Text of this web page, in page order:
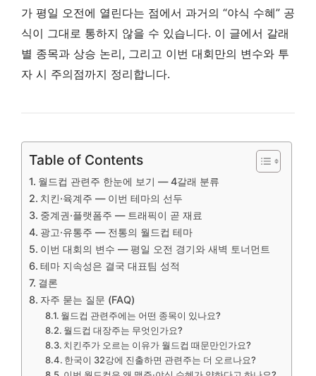
가 평일 오전에 열린다는 점에서 과거의 “야식 수혜” 공
식이 그대로 통하지 않을 수 있습니다. 이 글에서 갈래
별 종목과 상승 논리, 그리고 이번 대회만의 변수와 투
자 시 주의점까지 정리합니다.
Table of Contents
월드컵 관련주 한눈에 보기 — 4갈래 분류
치킨·육계주 — 이번 테마의 선두
중계권·플랫폼주 — 트래픽이 곧 재료
광고·유통주 — 전통의 월드컵 테마
이번 대회의 변수 — 평일 오전 경기와 새벽 토너먼트
테마 지속성은 결국 대표팀 성적
결론
자주 묻는 질문 (FAQ)
월드컵 관련주에는 어떤 종목이 있나요?
월드컵 대장주는 무엇인가요?
치킨주가 오르는 이유가 월드컵 때문만인가요?
한국이 32강에 진출하면 관련주는 더 오르나요?